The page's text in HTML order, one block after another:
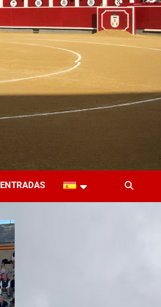
ENTRADAS